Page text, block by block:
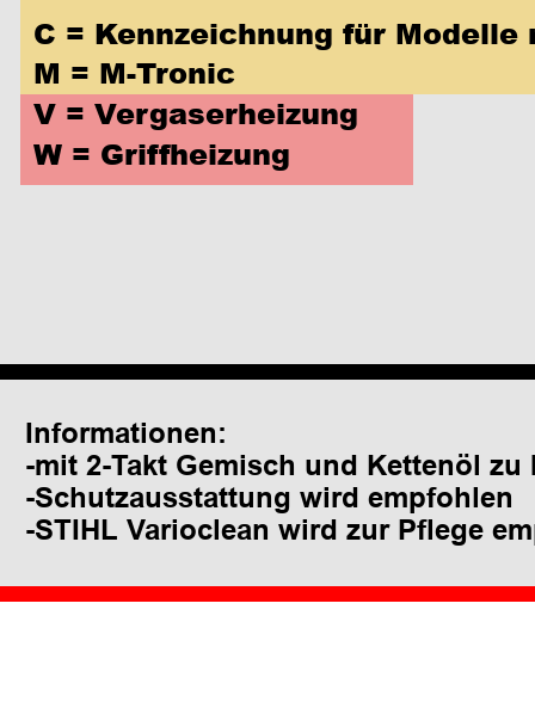
C = Kennzeichnung für
M = M-Tronic
V = Vergaserheizung
W = Griffheizung
Informationen:
-mit 2-Takt Gemisch und Kettenöl
-Schutzausstattung wird empfohlen
-STIHL Varioclean wird zur Pflege